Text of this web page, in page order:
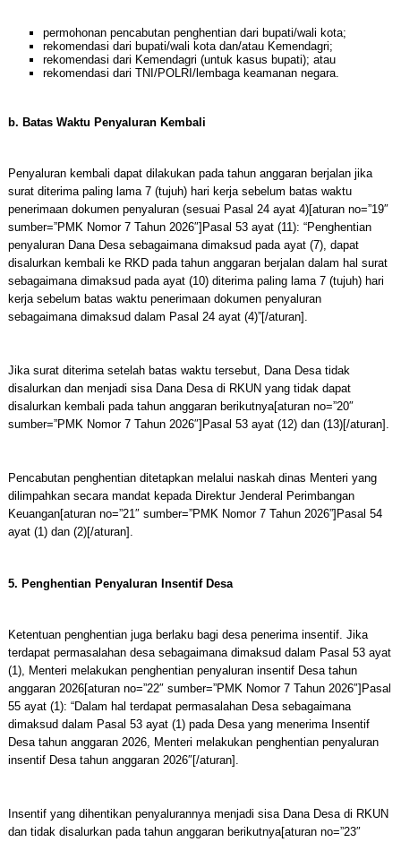
permohonan pencabutan penghentian dari bupati/wali kota;
rekomendasi dari bupati/wali kota dan/atau Kemendagri;
rekomendasi dari Kemendagri (untuk kasus bupati); atau
rekomendasi dari TNI/POLRI/lembaga keamanan negara.
b. Batas Waktu Penyaluran Kembali
Penyaluran kembali dapat dilakukan pada tahun anggaran berjalan jika
surat diterima paling lama 7 (tujuh) hari kerja sebelum batas waktu
penerimaan dokumen penyaluran (sesuai Pasal 24 ayat 4)[aturan no=”19″
sumber=”PMK Nomor 7 Tahun 2026″]Pasal 53 ayat (11): “Penghentian
penyaluran Dana Desa sebagaimana dimaksud pada ayat (7), dapat
disalurkan kembali ke RKD pada tahun anggaran berjalan dalam hal surat
sebagaimana dimaksud pada ayat (10) diterima paling lama 7 (tujuh) hari
kerja sebelum batas waktu penerimaan dokumen penyaluran
sebagaimana dimaksud dalam Pasal 24 ayat (4)”[/aturan].
Jika surat diterima setelah batas waktu tersebut, Dana Desa tidak
disalurkan dan menjadi sisa Dana Desa di RKUN yang tidak dapat
disalurkan kembali pada tahun anggaran berikutnya[aturan no=”20″
sumber=”PMK Nomor 7 Tahun 2026″]Pasal 53 ayat (12) dan (13)[/aturan].
Pencabutan penghentian ditetapkan melalui naskah dinas Menteri yang
dilimpahkan secara mandat kepada Direktur Jenderal Perimbangan
Keuangan[aturan no=”21″ sumber=”PMK Nomor 7 Tahun 2026”]Pasal 54
ayat (1) dan (2)[/aturan].
5. Penghentian Penyaluran Insentif Desa
Ketentuan penghentian juga berlaku bagi desa penerima insentif. Jika
terdapat permasalahan desa sebagaimana dimaksud dalam Pasal 53 ayat
(1), Menteri melakukan penghentian penyaluran insentif Desa tahun
anggaran 2026[aturan no=”22″ sumber=”PMK Nomor 7 Tahun 2026″]Pasal
55 ayat (1): “Dalam hal terdapat permasalahan Desa sebagaimana
dimaksud dalam Pasal 53 ayat (1) pada Desa yang menerima Insentif
Desa tahun anggaran 2026, Menteri melakukan penghentian penyaluran
insentif Desa tahun anggaran 2026″[/aturan].
Insentif yang dihentikan penyalurannya menjadi sisa Dana Desa di RKUN
dan tidak disalurkan pada tahun anggaran berikutnya[aturan no=”23″